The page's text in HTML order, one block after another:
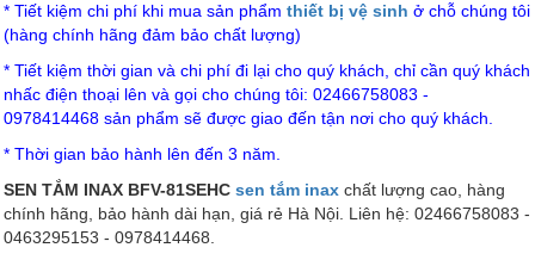
* Tiết kiệm chi phí khi mua sản phẩm thiết bị vệ sinh ở chỗ chúng tôi
(hàng chính hãng đảm bảo chất lượng)
* Tiết kiệm thời gian và chi phí đi lại cho quý khách, chỉ cần quý khách
nhấc điện thoại lên và gọi cho chúng tôi: 02466758083 -
0978414468 sản phẩm sẽ được giao đến tận nơi cho quý khách.
* Thời gian bảo hành lên đến 3 năm.
SEN TẮM INAX BFV-81SEHC sen tắm inax chất lượng cao, hàng
chính hãng, bảo hành dài hạn, giá rẻ Hà Nội. Liên hệ: 02466758083 -
0463295153 - 0978414468.